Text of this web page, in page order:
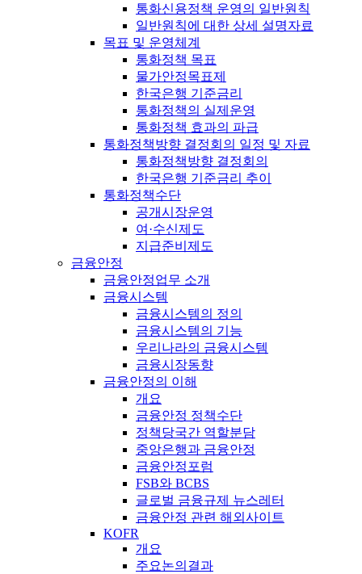
통화신용정책 운영의 일반원칙
일반원칙에 대한 상세 설명자료
목표 및 운영체계
통화정책 목표
물가안정목표제
한국은행 기준금리
통화정책의 실제운영
통화정책 효과의 파급
통화정책방향 결정회의 일정 및 자료
통화정책방향 결정회의
한국은행 기준금리 추이
통화정책수단
공개시장운영
여·수신제도
지급준비제도
금융안정
금융안정업무 소개
금융시스템
금융시스템의 정의
금융시스템의 기능
우리나라의 금융시스템
금융시장동향
금융안정의 이해
개요
금융안정 정책수단
정책당국간 역할분담
중앙은행과 금융안정
금융안정포럼
FSB와 BCBS
글로벌 금융규제 뉴스레터
금융안정 관련 해외사이트
KOFR
개요
주요논의결과